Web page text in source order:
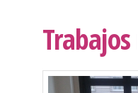
Trabajos